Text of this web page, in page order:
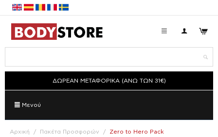
ΔΩΡΕΑΝ ΜΕΤΑΦΟΡΙΚΑ (ΑΝΩ ΤΩΝ 31€)
Μενού
Αρχική / Πακέτα Προσφορών / Zero to Hero Pack